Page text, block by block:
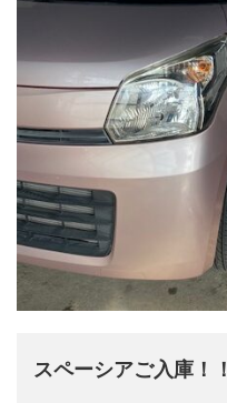
スペーシアご入庫！！